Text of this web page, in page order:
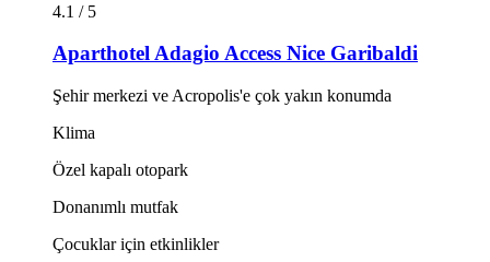
4.1 / 5
Aparthotel Adagio Access Nice Garibaldi
Şehir merkezi ve Acropolis'e çok yakın konumda
Klima
Özel kapalı otopark
Donanımlı mutfak
Çocuklar için etkinlikler